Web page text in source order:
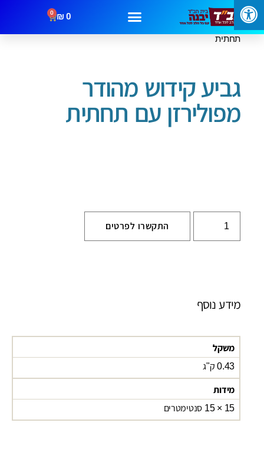
0
₪
0
עמוד הבית/שבת וחג
/ גביע קידוש מהודר מפולירזן עם
תחתית
גביע קידוש מהודר
מפולירזן עם תחתית
התקשרו לפרטים
מידע נוסף
משקל
0.43 ק"ג
מידות
15 × 15 סנטימטרים